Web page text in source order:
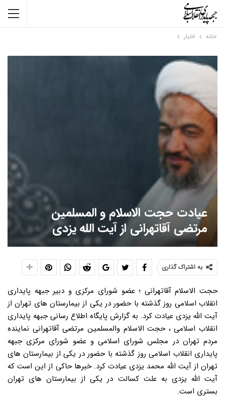
خانه اخبار
عیادت حجت الاسلام و المسلمین
مرتضی آقاتهرانی از آیت الله یزدی
به اشتراک گذاری
حجت الاسلام آقاتهرانی ؛ عضو شورای مرکزی و دبیر جبهه پایداری
انقلاب اسلامی روز گذشته با حضور در یکی از بیمارستان های تهران از
آیت الله یزدی عیادت کرد. به گزارش پایگاه اطلاع رسانی جبهه پایداری
انقلاب اسلامی ، حجت الاسلام والمسلمین مرتضی آقاتهرانی نماینده
مردم تهران در مجلس شورای اسلامی و عضو شورای مرکزی جبهه
پایداری انقلاب اسلامی روز گذشته با حضور در یکی از بیمارستان های
تهران از آیت الله محمد یزدی عیادت کرد. خبرها حاکی از این است که
آیت الله یزدی به علت کسالت در یکی از بیمارستان های تهران
بستری است.